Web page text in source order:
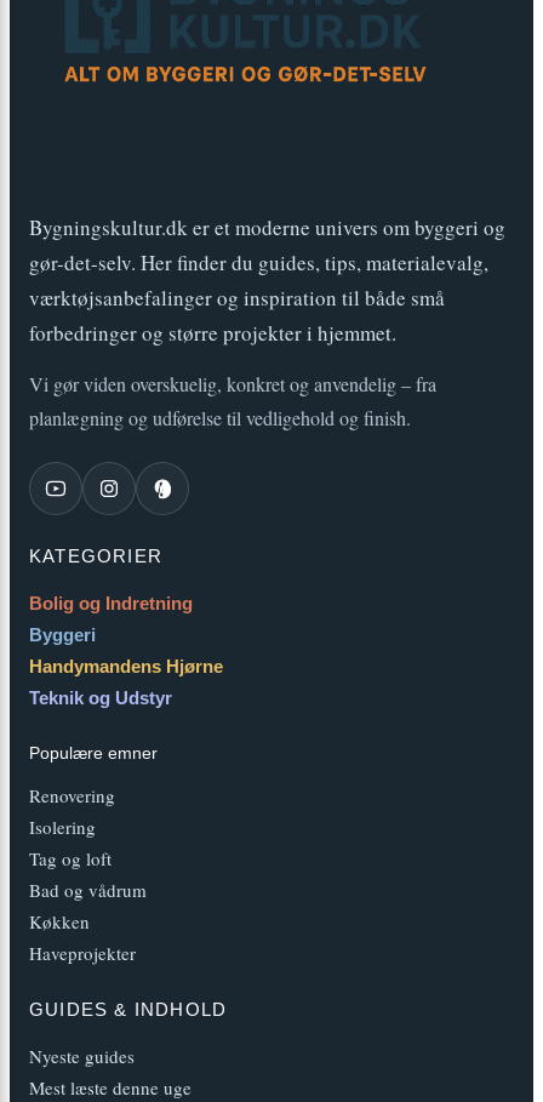
Bygningskultur.dk er et moderne univers om byggeri og
gør-det-selv. Her finder du guides, tips, materialevalg,
værktøjsanbefalinger og inspiration til både små
forbedringer og større projekter i hjemmet.
Vi gør viden overskuelig, konkret og anvendelig – fra
planlægning og udførelse til vedligehold og finish.
KATEGORIER
Bolig og Indretning
Byggeri
Handymandens Hjørne
Teknik og Udstyr
Populære emner
Renovering
Isolering
Tag og loft
Bad og vådrum
Køkken
Haveprojekter
GUIDES & INDHOLD
Nyeste guides
Mest læste denne uge